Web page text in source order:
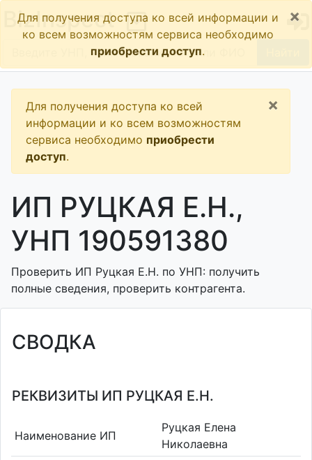
BizInspect
Для получения доступа ко всей информации и
ко всем возможностям сервиса необходимо
приобрести доступ.
×
Для получения доступа ко всей
информации и ко всем возможностям
сервиса необходимо приобрести
доступ.
×
ИП РУЦКАЯ Е.Н.,
УНП 190591380
Проверить ИП Руцкая Е.Н. по УНП: получить
полные сведения, проверить контрагента.
СВОДКА
РЕКВИЗИТЫ ИП РУЦКАЯ Е.Н.
Наименование ИП
Руцкая Елена
Николаевна